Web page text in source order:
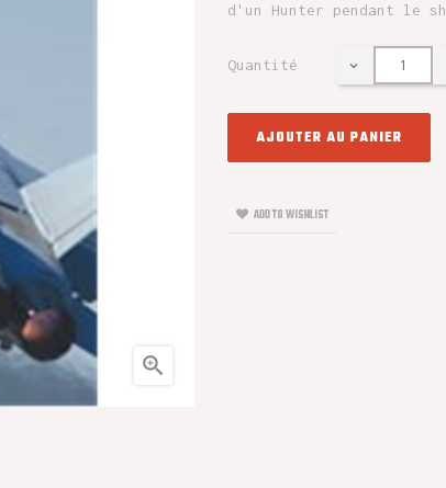

d'un Hunter pendant le
Quantité
AJOUTER AU PANIER
ADD TO WISHLIST